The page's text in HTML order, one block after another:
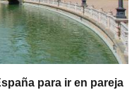
para ir en pareja